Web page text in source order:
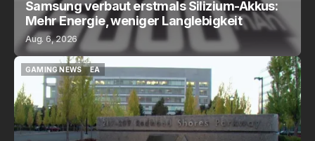
Samsung verbaut erstmals Silizium-Akkus:
Mehr Energie, weniger Langlebigkeit
Aug. 6, 2026
GAMING NEWS
GAMING NEWS
EA
EA